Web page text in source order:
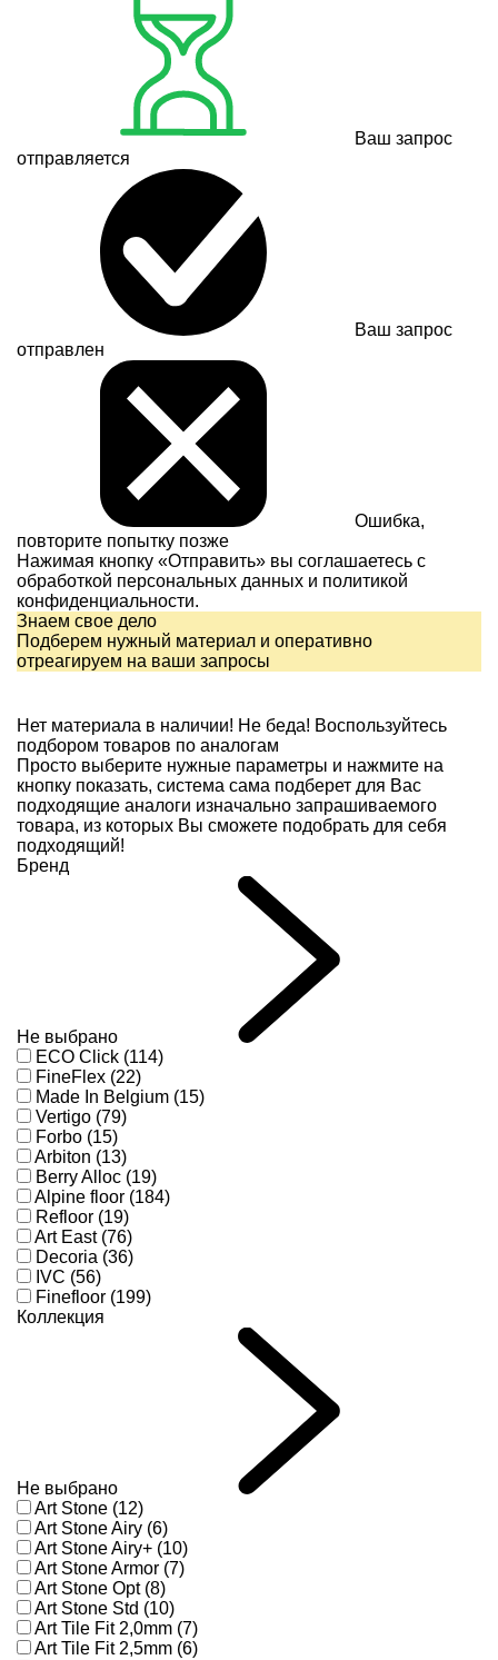
Ваш запрос
отправляется
Ваш запрос
отправлен
Ошибка,
повторите попытку позже
Нажимая кнопку «Отправить» вы соглашаетесь с
обработкой персональных данных и политикой
конфиденциальности.
Знаем свое дело
Подберем нужный материал и оперативно
отреагируем на ваши запросы
Нет материала в наличии! Не беда! Воспользуйтесь
подбором товаров по аналогам
Просто выберите нужные параметры и нажмите на
кнопку показать, система сама подберет для Вас
подходящие аналоги изначально запрашиваемого
товара, из которых Вы сможете подобрать для себя
подходящий!
Бренд
Не выбрано
ECO Click (114)
FineFlex (22)
Made In Belgium (15)
Vertigo (79)
Forbo (15)
Arbiton (13)
Berry Alloc (19)
Alpine floor (184)
Refloor (19)
Art East (76)
Decoria (36)
IVC (56)
Finefloor (199)
Коллекция
Не выбрано
Art Stone (12)
Art Stone Airy (6)
Art Stone Airy+ (10)
Art Stone Armor (7)
Art Stone Opt (8)
Art Stone Std (10)
Art Tile Fit 2,0mm (7)
Art Tile Fit 2,5mm (6)